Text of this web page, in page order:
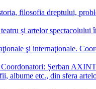
filosofia dreptului,
și artelor
şi internaţionale.
Coordonatori: Șerban
albume etc., din sfera